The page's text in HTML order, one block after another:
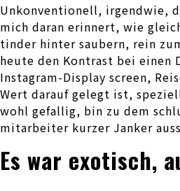
Unkonventionell, irgendwie,
mich daran erinnert, wie
tinder hinter saubern, rein
heute den Kontrast bei einen
Instagram-Display screen,
Wert darauf gelegt ist,
wohl gefallig, bin zu dem
mitarbeiter kurzer Janker
Es war exotisch,